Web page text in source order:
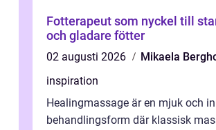
Fotterapeut som nyckel till
och gladare fötter
02 augusti 2026
Mikaela
inspiration
Healingmassage är en mjuk och
behandlingsform där klassisk